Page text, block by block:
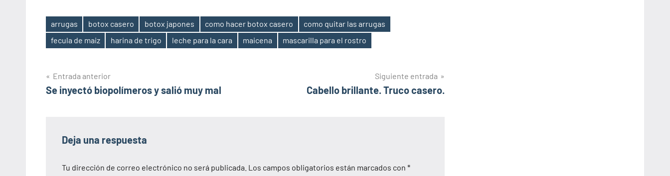
Etiquetas
arrugas botox casero botox japones como hacer botox casero
como quitar las arrugas
fecula de maiz
harina de trigo leche para la cara maicena mascarilla para el rostro
Navegación
de
Entrada anterior
Se inyectó biopolímeros y salió muy mal
Siguiente entrada
Cabello brillante. Truco casero.
Deja una respuesta
Tu dirección de correo electrónico no será publicada. Los campos obligatorios están marcados con *